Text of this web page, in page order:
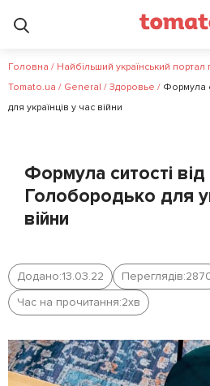
Головна / Найбільший український
Tomato.ua / General / Здоровье / Формула
для українців у час війни
Формула ситості від
Голобородько для
війни
Додано:13.03.22 Переглядів:
Час на прочитання:2хв